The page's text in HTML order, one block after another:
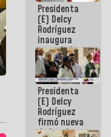
abuelos
Presidenta
(E) Delcy
Rodríguez
inaugura
casa de los
Abuelos
Primavera
en Caracas
Presidenta
(E) Delcy
Rodríguez
firmó nueva
de Ley de